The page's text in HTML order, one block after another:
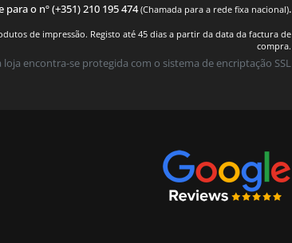
o nº (+351) 210 195 474(Chamada para a rede fixa nacional).
de impressão. Registo até 45 dias a partir da data da factura de
compra.
encontra-se protegida com o sistema de encriptação SSL